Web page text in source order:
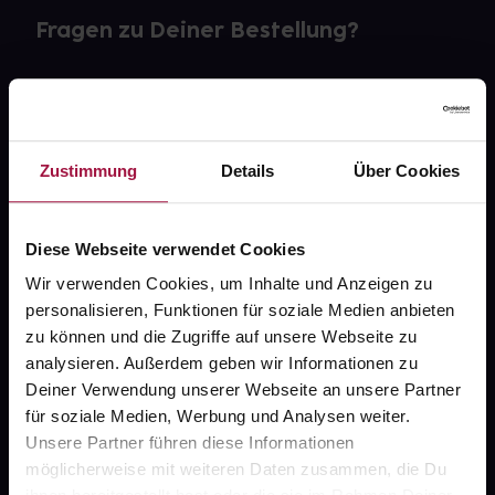
Zustimmung Details Über Cookies
Diese Webseite verwendet Cookies
Wir verwenden Cookies, um Inhalte und Anzeigen zu
personalisieren, Funktionen für soziale Medien anbieten
zu können und die Zugriffe auf unsere Webseite zu
analysieren. Außerdem geben wir Informationen zu
Deiner Verwendung unserer Webseite an unsere Partner
für soziale Medien, Werbung und Analysen weiter.
Unsere Partner führen diese Informationen
möglicherweise mit weiteren Daten zusammen, die Du
Fragen zu Deiner Bestellung?
FAQ
Widerrufsformular
gesund.de
Karriere
Newsletter
Barrierefreiheitserklärung